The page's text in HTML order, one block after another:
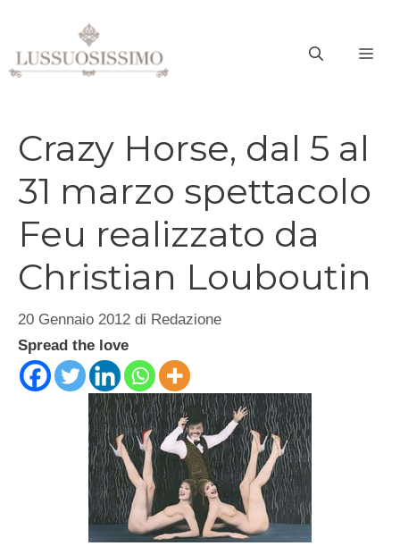
contenuto
Crazy Horse, dal 5 al
31 marzo spettacolo
Feu realizzato da
Christian Louboutin
20 Gennaio 2012 di Redazione
Spread the love